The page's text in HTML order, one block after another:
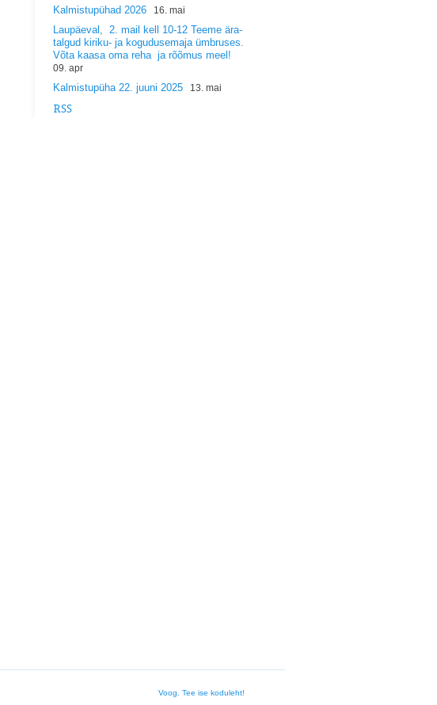
Kalmistupühad 2026 16. mai
Laupäeval, 2. mail kell 10-12 Teeme ära-
talgud kiriku- ja kogudusemaja ümbruses.
Võta kaasa oma reha ja rõõmus meel!
09. apr
Kalmistupüha 22. juuni 2025 13. mai
RSS
Voog. Tee ise koduleht!